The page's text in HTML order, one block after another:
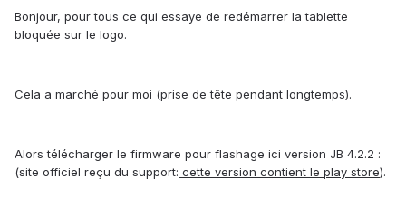
Bonjour, pour tous ce qui essaye de redémarrer la tablette
bloquée sur le logo.
Cela a marché pour moi (prise de tête pendant longtemps).
Alors télécharger le firmware pour flashage ici version JB 4.2.2 :
(site officiel reçu du support: cette version contient le play store).